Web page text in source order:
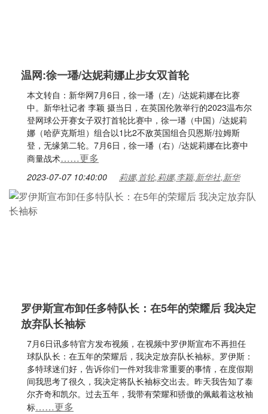
温网:徐一璠/达妮莉娜止步女双首轮
本文转自：新华网7月6日，徐一璠（左）/达妮莉娜在比赛
中。新华社记者 李颖 摄当日，在英国伦敦举行的2023温布尔
登网球公开赛女子双打首轮比赛中，徐一璠（中国）/达妮莉
娜（哈萨克斯坦）组合以1比2不敌英国组合贝恩斯/拉姆斯
登，无缘第二轮。7月6日，徐一璠（右）/达妮莉娜在比赛中
商量战术……更多
2023-07-07 10:40:00 莉娜,首轮,莉娜,李颖,新华社,新华
罗伊斯宣布卸任多特队长：在5年的荣耀后 我决定
放弃队长袖标
7月6日讯多特官方发布视频，在视频中罗伊斯宣布不再担任
球队队长：在五年的荣耀后，我决定放弃队长袖标。罗伊斯：
多特球迷们好，告诉你们一件对我非常重要的事情，在度假期
间我思考了很久，我决定将队长袖标交出去。昨天我告知了泰
尔齐奇和凯尔。过去五年，我带有荣耀和骄傲的佩戴着这枚袖
标……更多